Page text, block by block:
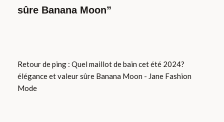
sûre Banana Moon”
Retour de ping : Quel maillot de bain cet été 2024?
élégance et valeur sûre Banana Moon - Jane Fashion
Mode